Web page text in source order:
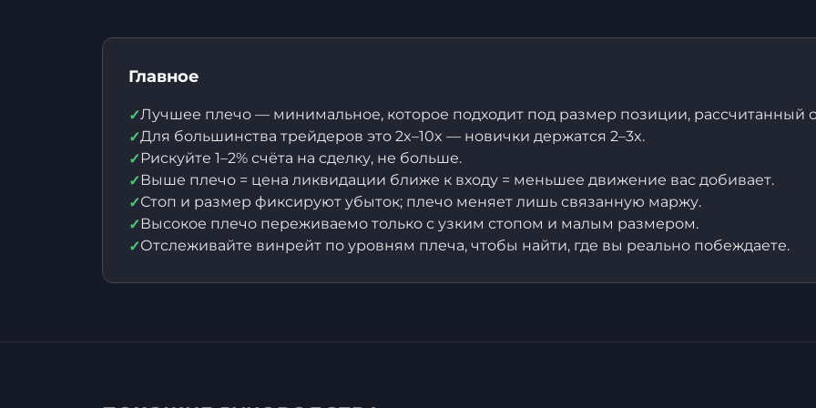
Главное
✓Лучшее плечо — минимальное, которое подходит под размер позиции, рассчитанный
✓Для большинства трейдеров это 2x–10x — новички держатся 2–3x.
✓Рискуйте 1–2% счёта на сделку, не больше.
✓Выше плечо = цена ликвидации ближе к входу = меньшее движение вас добивает.
✓Стоп и размер фиксируют убыток; плечо меняет лишь связанную маржу.
✓Высокое плечо переживаемо только с узким стопом и малым размером.
✓Отслеживайте винрейт по уровням плеча, чтобы найти, где вы реально побеждаете.